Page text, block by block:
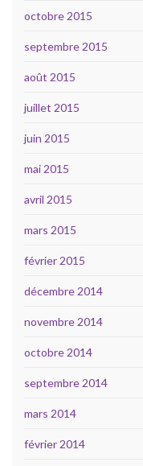
octobre 2015
septembre 2015
août 2015
juillet 2015
juin 2015
mai 2015
avril 2015
mars 2015
février 2015
décembre 2014
novembre 2014
octobre 2014
septembre 2014
mars 2014
février 2014